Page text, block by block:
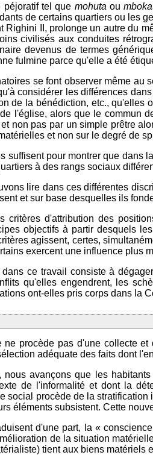
péjoratif tel que mohutaou
de certains quartiers ou les
Righini II, prolonge un autre du
civilisés aux conduites
devenus de termes
fulmine parce qu'elle a été
se font observer même
considérer les différences
de la bénédiction, etc., qu'elles
l'église, alors que le commun
non pas par un simple prêtre
et non sur le degré de
suffisent pour montrer que dans
à des rangs sociaux
lire dans ces différentes
et sur base desquelles ils
critères d'attribution des
objectifs à partir desquels
agissent, certes,
exercent une influence plus
ce travail consiste à
qu'elles engendrent, les
ont-elles pris corps dans la
ne procède pas d'une collecte
adéquate des faits dont
nous avançons que les
de l'informalité et dont la
social procède de la
éléments subsistent. Cette
d'une part, la «
de la situation
tient aux biens